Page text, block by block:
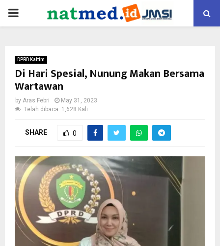
PRIMARY
DPRD Kaltim
Di Hari Spesial, Nunung Makan Bersama
Wartawan
by Aras Febri
May 31, 2023
Telah dibaca: 1,628 Kali
SHARE 0